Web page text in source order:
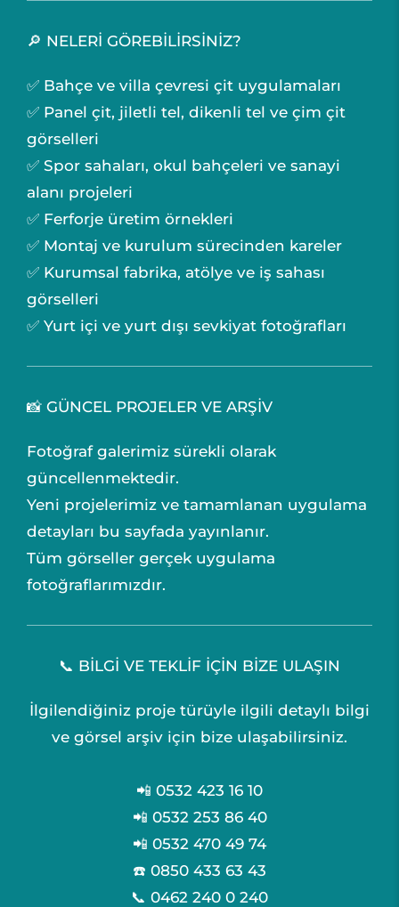
🔎 NELERİ GÖREBİLİRSİNİZ?
✅ Bahçe ve villa çevresi çit uygulamaları
✅ Panel çit, jiletli tel, dikenli tel ve çim çit
görselleri
✅ Spor sahaları, okul bahçeleri ve sanayi
alanı projeleri
✅ Ferforje üretim örnekleri
✅ Montaj ve kurulum sürecinden kareler
✅ Kurumsal fabrika, atölye ve iş sahası
görselleri
✅ Yurt içi ve yurt dışı sevkiyat fotoğrafları
📸 GÜNCEL PROJELER VE ARŞİV
Fotoğraf galerimiz sürekli olarak
güncellenmektedir.
Yeni projelerimiz ve tamamlanan uygulama
detayları bu sayfada yayınlanır.
Tüm görseller gerçek uygulama
fotoğraflarımızdır.
📞 BİLGİ VE TEKLİF İÇİN BİZE ULAŞIN
İlgilendiğiniz proje türüyle ilgili detaylı bilgi
ve görsel arşiv için bize ulaşabilirsiniz.
📲 0532 423 16 10
📲 0532 253 86 40
📲 0532 470 49 74
☎️ 0850 433 63 43
📞 0462 240 0 240